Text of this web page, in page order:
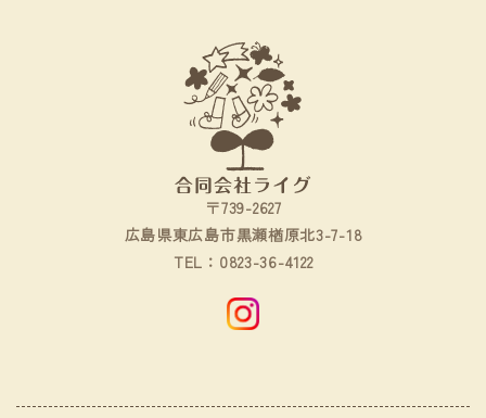
〒739-2627
広島県東広島市黒瀬楢原北3-7-18
TEL： 0823-36-4122